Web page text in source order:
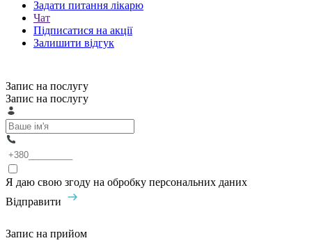
Задати питання лікарю
Чат
Підписатися на акції
Залишити відгук
Запис на послугу
Запис на послугу
Я даю свою згоду на обробку персональних даних
Відправити
Запис на прийом